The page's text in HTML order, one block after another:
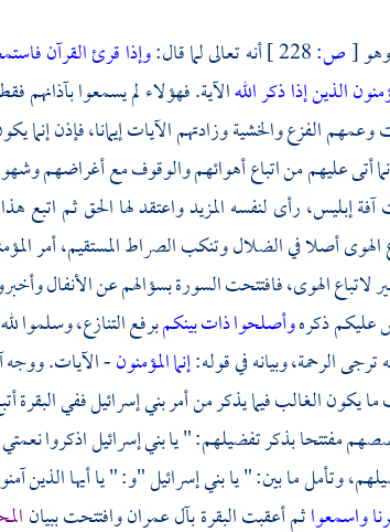
[ص: أنه تعالى لما قال:وإذا قرئ القرآن
الذين إذا ذكر اللهالآية. فهؤلاء لم يسمعوا بآذانهم
الفزع والخشية وزادتهم الآيات إيمانا، فإذن إنما
أتى عليهم من اتباع أهوائهم والوقوف مع أغراضهم
إبليس، رأى لنفسه المزيد واعتقد لها الحق ثم اتبع
الهوى أصلا في الضلال وتنكب الصراط المستقيم، أمر
لاتباع الهوى، فافتتحت السورة بسؤالهم عن الأنفال
عليكم ذكرهوأصلحوا ذات بينكمبرفع التنازع، وسلموا
ترجى الرحمة، وبيانه في قوله:إنما المؤمنون- الآيات.
الغالب فيما يذكر من أمر بني إسرائيل ففي البقرة
مفتتحا بذكر تفضيلهم: " يا بني إسرائيل اذكروا
وتأمل ما بين: " يا بني إسرائيل "و: " يا أيها الذين
واسمعواثم أعقبت البقرة بآل عمران وافتتحت ببيان